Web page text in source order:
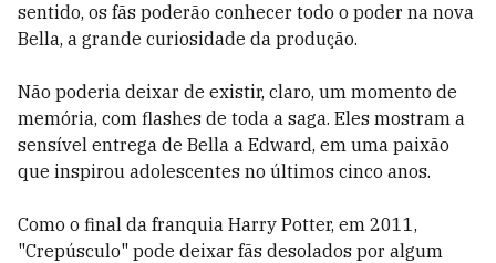
sentido, os fãs poderão conhecer todo o poder na nova
Bella, a grande curiosidade da produção.
Não poderia deixar de existir, claro, um momento de
memória, com flashes de toda a saga. Eles mostram a
sensível entrega de Bella a Edward, em uma paixão
que inspirou adolescentes no últimos cinco anos.
Como o final da franquia Harry Potter, em 2011,
"Crepúsculo" pode deixar fãs desolados por algum